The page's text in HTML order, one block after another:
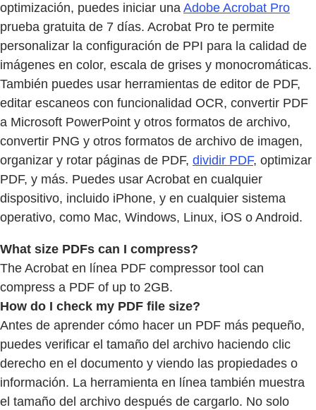
optimización, puedes iniciar una Adobe Acrobat Pro
prueba gratuita de 7 días. Acrobat Pro te permite
personalizar la configuración de PPI para la calidad de
imágenes en color, escala de grises y monocromáticas.
También puedes usar herramientas de editor de PDF,
editar escaneos con funcionalidad OCR, convertir PDF
a Microsoft PowerPoint y otros formatos de archivo,
convertir PNG y otros formatos de archivo de imagen,
organizar y rotar páginas de PDF, dividir PDF, optimizar
PDF, y más. Puedes usar Acrobat en cualquier
dispositivo, incluido iPhone, y en cualquier sistema
operativo, como Mac, Windows, Linux, iOS o Android.
What size PDFs can I compress?
The Acrobat en línea PDF compressor tool can
compress a PDF of up to 2GB.
How do I check my PDF file size?
Antes de aprender cómo hacer un PDF más pequeño,
puedes verificar el tamaño del archivo haciendo clic
derecho en el documento y viendo las propiedades o
información. La herramienta en línea también muestra
el tamaño del archivo después de cargarlo. No solo